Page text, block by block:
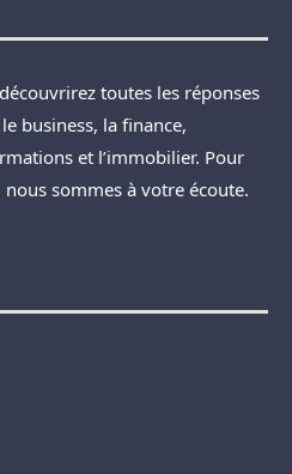
toutes les réponses
business, la finance,
et l’immobilier. Pour
sommes à votre écoute.